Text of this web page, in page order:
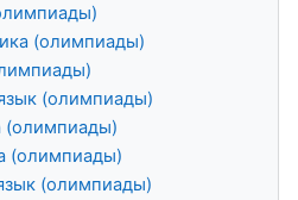
(олимпиады)
(олимпиады)
(олимпиады)
(олимпиады)
(олимпиады)